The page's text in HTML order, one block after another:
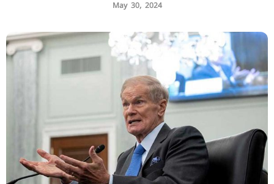
May 30, 2024